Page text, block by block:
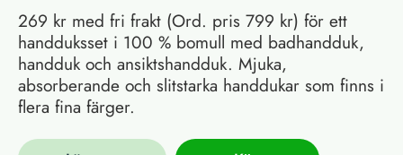
269 kr med fri frakt (Ord. pris 799 kr) för ett
handduksset i 100 % bomull med badhandduk,
handduk och ansiktshandduk. Mjuka,
absorberande och slitstarka handdukar som finns i
flera fina färger.